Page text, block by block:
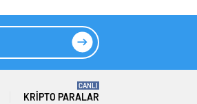
KRIPTO PARALAR
CANLI